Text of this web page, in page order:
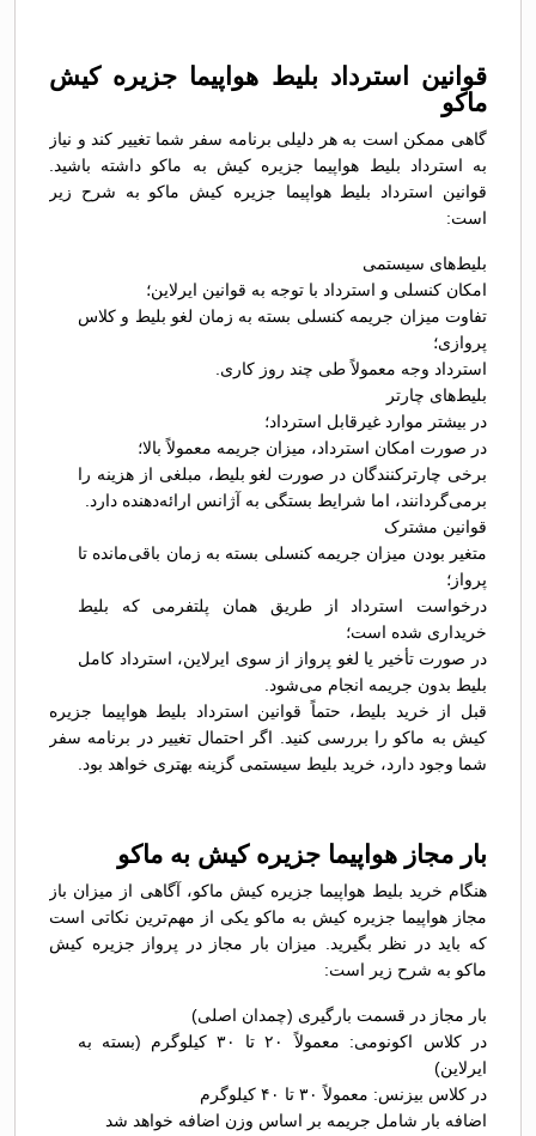
قوانین استرداد بلیط هواپیما جزیره کیش
ماکو
گاهی ممکن است به هر دلیلی برنامه سفر شما تغییر کند و نیاز
به استرداد بلیط هواپیما جزیره کیش به ماکو داشته باشید.
قوانین استرداد بلیط هواپیما جزیره کیش ماکو به شرح زیر
است:
بلیط‌های سیستمی
امکان کنسلی و استرداد با توجه به قوانین ایرلاین؛
تفاوت میزان جریمه کنسلی بسته به زمان لغو بلیط و کلاس
پروازی؛
استرداد وجه معمولاً طی چند روز کاری.
بلیط‌های چارتر
در بیشتر موارد غیرقابل استرداد؛
در صورت امکان استرداد، میزان جریمه معمولاً بالا؛
برخی چارترکنندگان در صورت لغو بلیط، مبلغی از هزینه را
برمی‌گردانند، اما شرایط بستگی به آژانس ارائه‌دهنده دارد.
قوانین مشترک
متغیر بودن میزان جریمه کنسلی بسته به زمان باقی‌مانده تا
پرواز؛
درخواست استرداد از طریق همان پلتفرمی که بلیط
خریداری شده است؛
در صورت تأخیر یا لغو پرواز از سوی ایرلاین، استرداد کامل
بلیط بدون جریمه انجام می‌شود.
قبل از خرید بلیط، حتماً قوانین استرداد بلیط هواپیما جزیره
کیش به ماکو را بررسی کنید. اگر احتمال تغییر در برنامه سفر
شما وجود دارد، خرید بلیط سیستمی گزینه بهتری خواهد بود.
بار مجاز هواپیما جزیره کیش به ماکو
هنگام خرید بلیط هواپیما جزیره کیش ماکو، آگاهی از میزان باز
مجاز هواپیما جزیره کیش به ماکو یکی از مهم‌ترین نکاتی است
که باید در نظر بگیرید. میزان بار مجاز در پرواز جزیره کیش
ماکو به شرح زیر است:
بار مجاز در قسمت بارگیری (چمدان اصلی)
در کلاس اکونومی: معمولاً ۲۰ تا ۳۰ کیلوگرم (بسته به
ایرلاین)
در کلاس بیزنس: معمولاً ۳۰ تا ۴۰ کیلوگرم
اضافه بار شامل جریمه بر اساس وزن اضافه خواهد شد